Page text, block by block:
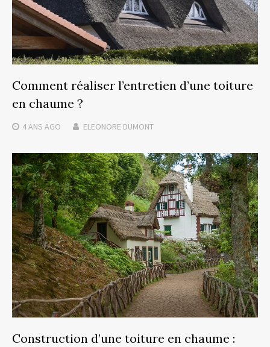
Comment réaliser l’entretien d’une toiture
en chaume ?
4 ANS AGO ELEONORE DUMONT
Construction d’une toiture en chaume :